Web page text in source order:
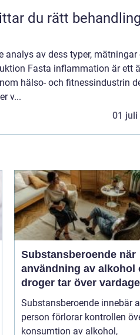
av dess typer, mätningar
Fasta inflammation är ett
hälso- och fitnessindustrin
v...
01 juli
Substansberoende när
användning av alkohol
droger tar över
Substansberoende innebär
person förlorar kontrollen
konsumtion av alkohol,